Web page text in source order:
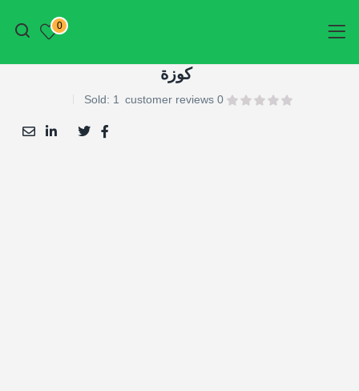
أتمم الطلب
0
كوزة
0
customer reviews
Sold: 1